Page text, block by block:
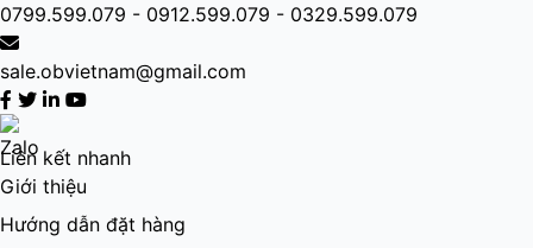
0799.599.079 - 0912.599.079 - 0329.599.079
sale.obvietnam@gmail.com
Liên kết nhanh
Giới thiệu
Hướng dẫn đặt hàng